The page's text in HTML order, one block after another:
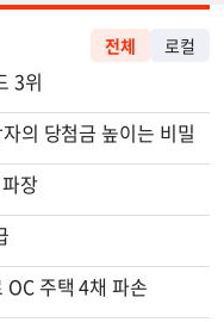
전체 로컬
3위
의 당첨금 높이는 비밀
장
주택 4채 파손